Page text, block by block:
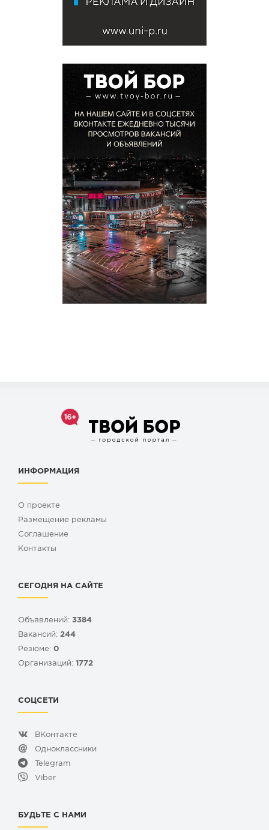
ИНФОРМАЦИЯ
О проекте
Размещение рекламы
Cоглашение
Контакты
СЕГОДНЯ НА САЙТЕ
Объявлений: 3384
Вакансий: 244
Резюме: 0
Организаций: 1772
СОЦСЕТИ
ВКонтакте
Одноклассники
Telegram
Viber
БУДЬТЕ С НАМИ